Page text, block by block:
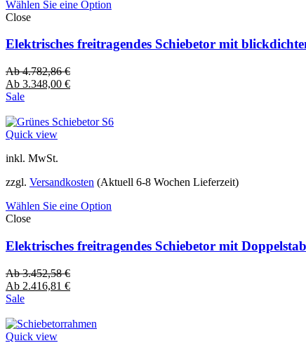
Wählen Sie eine Option
Close
Elektrisches freitragendes Schiebetor mit
Ab4.782,86€
Ab 3.348,00 €
Sale
Quick view
inkl. MwSt.
zzgl. Versandkosten (Aktuell 6-8 Wochen Lieferzeit)
Wählen Sie eine Option
Close
Elektrisches freitragendes Schiebetor mit
Ab3.452,58€
Ab 2.416,81 €
Sale
Quick view